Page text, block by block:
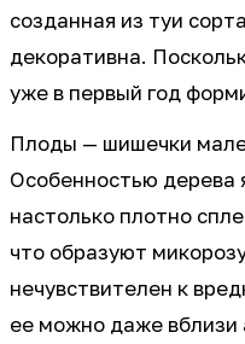
созданная из туи
декоративна.
уже в первый год
Плоды — шишечки
Особенностью дерева
настолько плотно
что образуют
нечувствителен к
ее можно даже вблизи